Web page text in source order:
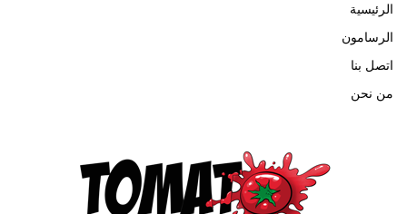
الرئيسية
الرسامون
اتصل بنا
من نحن